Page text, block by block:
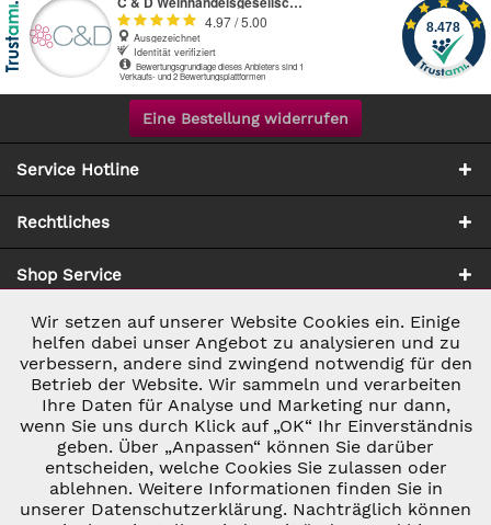
Eine Bestellung widerrufen
Service Hotline
Rechtliches
Shop Service
Zahlung & Versand
* ALLE PREISE INKL. GESETZL. UMSATZSTEUER ZZGL.
VERSANDKOSTEN UND GGF. NACHNAHMEGEBÜHREN, WENN NICHT
ANDERS BESCHRIEBEN
Notwendig Aktiv
Marketing Inaktiv
Tracking Inaktiv
Inaktiv
Wir setzen auf unserer Website Cookies ein. Einige
helfen dabei unser Angebot zu analysieren und zu
verbessern, andere sind zwingend notwendig für den
Betrieb der Website. Wir sammeln und verarbeiten
Ihre Daten für Analyse und Marketing nur dann,
wenn Sie uns durch Klick auf „OK“ Ihr Einverständnis
geben. Über „Anpassen“ können Sie darüber
entscheiden, welche Cookies Sie zulassen oder
ablehnen. Weitere Informationen finden Sie in
unserer Datenschutzerklärung. Nachträglich können